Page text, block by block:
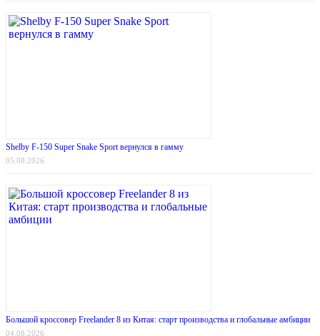
Shelby F-150 Super Snake Sport вернулся в гамму
05.08.2026
Большой кроссовер Freelander 8 из Китая: старт производства и глобальные амбиции
04.08.2026